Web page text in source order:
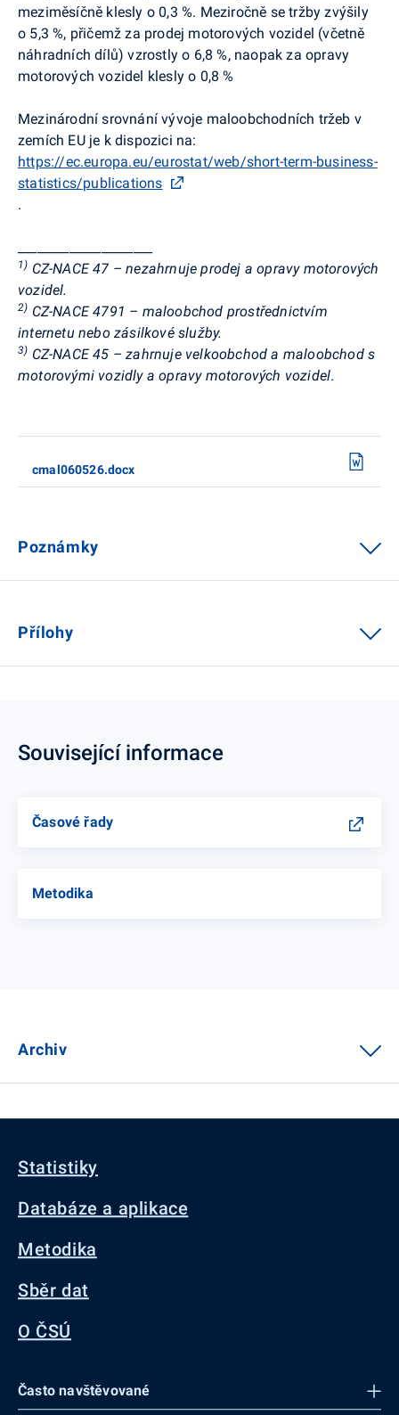
meziměsíčně klesly o 0,3 %. Meziročně se tržby zvýšily
o 5,3 %, přičemž za prodej motorových vozidel (včetně
náhradních dílů) vzrostly o 6,8 %, naopak za opravy
motorových vozidel klesly o 0,8 %
Mezinárodní srovnání vývoje maloobchodních tržeb v
zemích EU je k dispozici na:
https://ec.europa.eu/eurostat/web/short-term-business-
statistics/publications
.
1) CZ-NACE 47 – nezahrnuje prodej a opravy motorových
vozidel.
2) CZ-NACE 4791 – maloobchod prostřednictvím
internetu nebo zásilkové služby.
3) CZ-NACE 45 – zahrnuje velkoobchod a maloobchod s
motorovými vozidly a opravy motorových vozidel.
cmal060526.docx
Poznámky
Přílohy
Související informace
Časové řady
Metodika
Archiv
Statistiky
Databáze a aplikace
Metodika
Sběr dat
O ČSÚ
Často navštěvované